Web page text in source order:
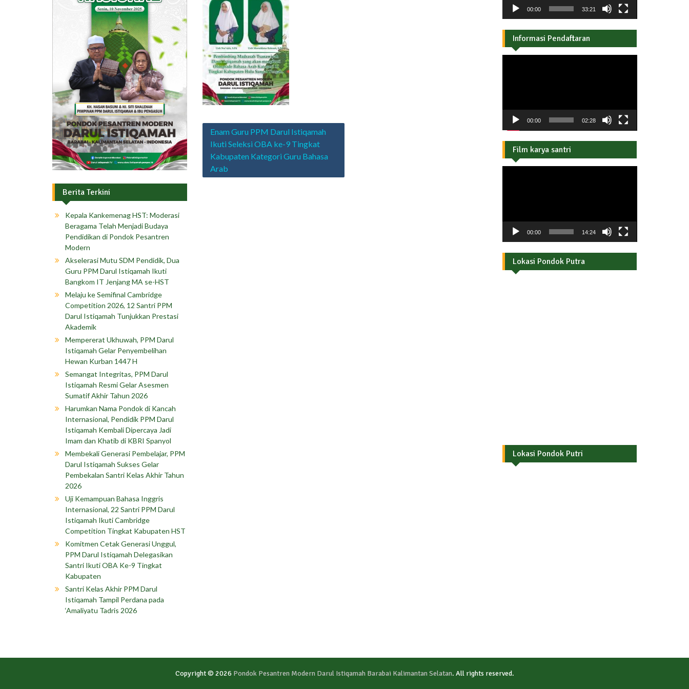
Navigasi
pos
Enam Guru PPM Darul Istiqamah
Ikuti Seleksi OBA ke-9 Tingkat
Kabupaten Kategori Guru Bahasa
Arab
Berita Terkini
Kepala Kankemenag HST: Moderasi
Beragama Telah Menjadi Budaya
Pendidikan di Pondok Pesantren
Modern
Akselerasi Mutu SDM Pendidik, Dua
Guru PPM Darul Istiqamah Ikuti
Bangkom IT Jenjang MA se-HST
Melaju ke Semifinal Cambridge
Competition 2026, 12 Santri PPM
Darul Istiqamah Tunjukkan Prestasi
Akademik
Mempererat Ukhuwah, PPM Darul
Istiqamah Gelar Penyembelihan
Hewan Kurban 1447 H
Semangat Integritas, PPM Darul
Istiqamah Resmi Gelar Asesmen
Sumatif Akhir Tahun 2026
Harumkan Nama Pondok di Kancah
Internasional, Pendidik PPM Darul
Istiqamah Kembali Dipercaya Jadi
Imam dan Khatib di KBRI Spanyol
Membekali Generasi Pembelajar, PPM
Darul Istiqamah Sukses Gelar
Pembekalan Santri Kelas Akhir Tahun
2026
Uji Kemampuan Bahasa Inggris
Internasional, 22 Santri PPM Darul
Istiqamah Ikuti Cambridge
Competition Tingkat Kabupaten HST
Komitmen Cetak Generasi Unggul,
PPM Darul Istiqamah Delegasikan
Santri Ikuti OBA Ke-9 Tingkat
Kabupaten
Santri Kelas Akhir PPM Darul
Istiqamah Tampil Perdana pada
‘Amaliyatu Tadris 2026
00:00 33:21
Informasi Pendaftaran
00:00 02:28
Film karya santri
00:00 14:24
Lokasi Pondok Putra
Lokasi Pondok Putri
Copyright © 2026 Pondok Pesantren Modern Darul Istiqamah Barabai Kalimantan Selatan. All rights reserved.